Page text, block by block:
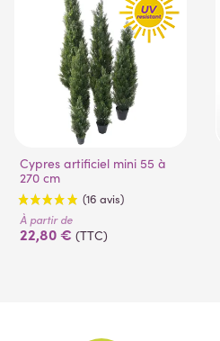
Cypres artificiel mini 55 à
270 cm
À partir de
22,80 € (TTC)